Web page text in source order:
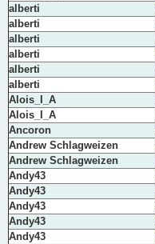
alberti
alberti
alberti
alberti
alberti
alberti
Alois_I_A
Alois_I_A
Ancoron
Andrew Schlagweizen
Andrew Schlagweizen
Andy43
Andy43
Andy43
Andy43
Andy43